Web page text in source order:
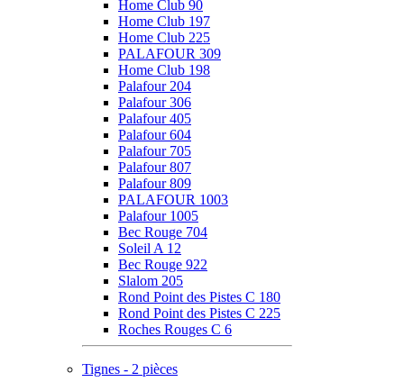
Home Club 90
Home Club 197
Home Club 225
PALAFOUR 309
Home Club 198
Palafour 204
Palafour 306
Palafour 405
Palafour 604
Palafour 705
Palafour 807
Palafour 809
PALAFOUR 1003
Palafour 1005
Bec Rouge 704
Soleil A 12
Bec Rouge 922
Slalom 205
Rond Point des Pistes C 180
Rond Point des Pistes C 225
Roches Rouges C 6
Tignes - 2 pièces